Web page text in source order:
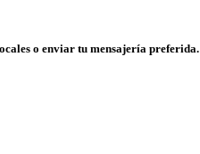
o enviar tu mensajería preferida.